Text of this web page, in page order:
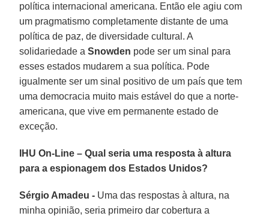
política internacional americana. Então ele agiu com
um pragmatismo completamente distante de uma
política de paz, de diversidade cultural. A
solidariedade aSnowden pode ser um sinal para
esses estados mudarem a sua política. Pode
igualmente ser um sinal positivo de um país que tem
uma democracia muito mais estável do que a norte-
americana, que vive em permanente estado de
exceção.
IHU On-Line – Qual seria uma resposta à altura
para a espionagem dos Estados Unidos?
Sérgio Amadeu - Uma das respostas à altura, na
minha opinião, seria primeiro dar cobertura a